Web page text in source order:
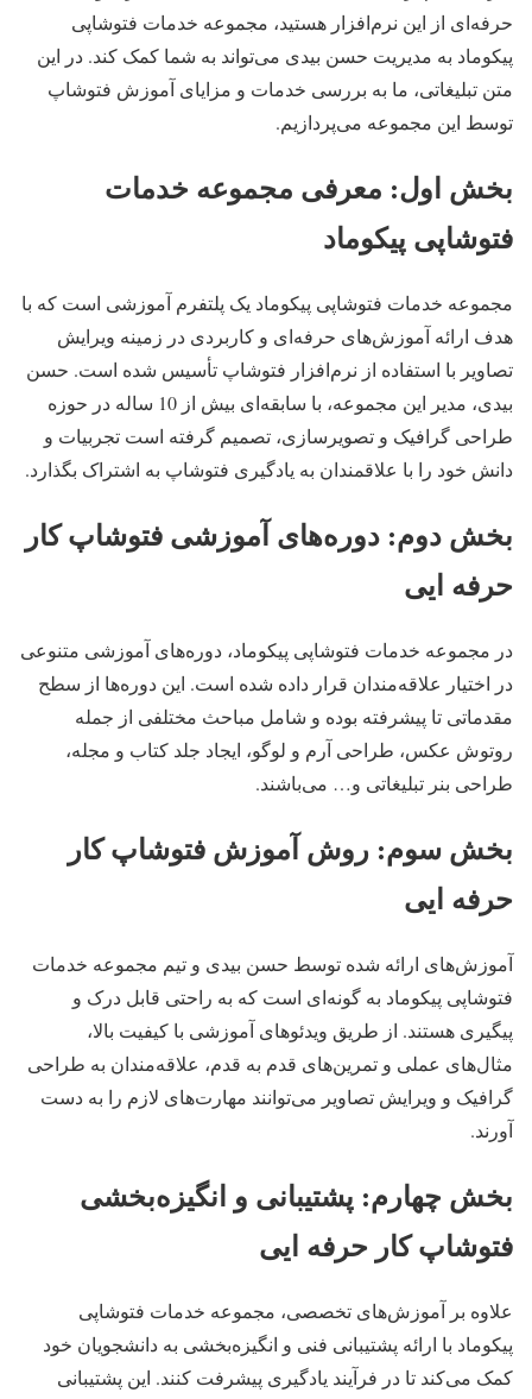
حرفه‌ای از این نرم‌افزار هستید، مجموعه خدمات فتوشاپی
پیکوماد به مدیریت حسن بیدی می‌تواند به شما کمک کند. در این
متن تبلیغاتی، ما به بررسی خدمات و مزایای آموزش فتوشاپ
توسط این مجموعه می‌پردازیم.
بخش اول: معرفی مجموعه خدمات
فتوشاپی پیکوماد
مجموعه خدمات فتوشاپی پیکوماد یک پلتفرم آموزشی است که با
هدف ارائه آموزش‌های حرفه‌ای و کاربردی در زمینه ویرایش
تصاویر با استفاده از نرم‌افزار فتوشاپ تأسیس شده است. حسن
بیدی، مدیر این مجموعه، با سابقه‌ای بیش از 10 ساله در حوزه
طراحی گرافیک و تصویرسازی، تصمیم گرفته است تجربیات و
دانش خود را با علاقمندان به یادگیری فتوشاپ به اشتراک بگذارد.
بخش دوم: دوره‌های آموزشی فتوشاپ کار
حرفه ایی
در مجموعه خدمات فتوشاپی پیکوماد، دوره‌های آموزشی متنوعی
در اختیار علاقه‌مندان قرار داده شده است. این دوره‌ها از سطح
مقدماتی تا پیشرفته بوده و شامل مباحث مختلفی از جمله
روتوش عکس، طراحی آرم و لوگو، ایجاد جلد کتاب و مجله،
طراحی بنر تبلیغاتی و… می‌باشند.
بخش سوم: روش آموزش فتوشاپ کار
حرفه ایی
آموزش‌های ارائه شده توسط حسن بیدی و تیم مجموعه خدمات
فتوشاپی پیکوماد به گونه‌ای است که به راحتی قابل درک و
پیگیری هستند. از طریق ویدئو‌های آموزشی با کیفیت بالا،
مثال‌های عملی و تمرین‌های قدم به قدم، علاقه‌مندان به طراحی
گرافیک و ویرایش تصاویر می‌توانند مهارت‌های لازم را به دست
آورند.
بخش چهارم: پشتیبانی و انگیزه‌بخشی
فتوشاپ کار حرفه ایی
علاوه بر آموزش‌های تخصصی، مجموعه خدمات فتوشاپی
پیکوماد با ارائه پشتیبانی فنی و انگیزه‌بخشی به دانشجویان خود
کمک می‌کند تا در فرآیند یادگیری پیشرفت کنند. این پشتیبانی